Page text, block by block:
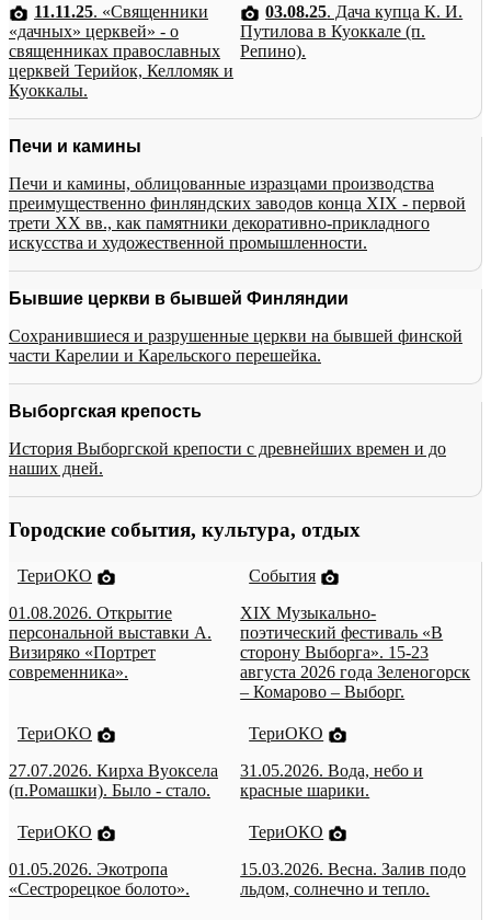
11.11.25. «Священники
«дачных» церквей» - о
священниках православных
церквей Терийок, Келломяк и
Куоккалы.
03.08.25. Дача купца К. И.
Путилова в Куоккале (п.
Репино).
Печи и камины
Печи и камины, облицованные изразцами производства
преимущественно финляндских заводов конца XIX - первой
трети XX вв., как памятники декоративно-прикладного
искусства и художественной промышленности.
Бывшие церкви в бывшей Финляндии
Сохранившиеся и разрушенные церкви на бывшей финской
части Карелии и Карельского перешейка.
Выборгская крепость
История Выборгской крепости с древнейших времен и до
наших дней.
Городские события, культура, отдых
ТериОКО
01.08.2026. Открытие
персональной выставки А.
Визиряко «Портрет
современника».
События
XIX Музыкально-
поэтический фестиваль «В
сторону Выборга». 15-23
августа 2026 года Зеленогорск
– Комарово – Выборг.
ТериОКО
27.07.2026. Кирха Вуоксела
(п.Ромашки). Было - стало.
ТериОКО
31.05.2026. Вода, небо и
красные шарики.
ТериОКО
01.05.2026. Экотропа
«Сестрорецкое болото».
ТериОКО
15.03.2026. Весна. Залив подо
льдом, солнечно и тепло.